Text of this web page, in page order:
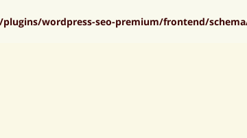
wordpress-seo-premium/frontend/